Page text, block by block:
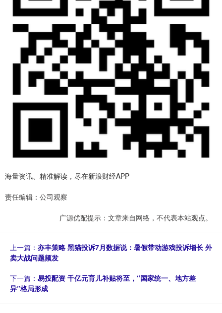
海量资讯、精准解读，尽在新浪财经APP
责任编辑：公司观察
广源优配提示：文章来自网络，不代表本站观点。
上一篇： 亦丰策略 黑猫投诉7月数据说：暑假带动游戏投诉增长 外
卖大战问题频发
下一篇： 易投配资 千亿元育儿补贴将至，“国家统一、地方差
异”格局形成